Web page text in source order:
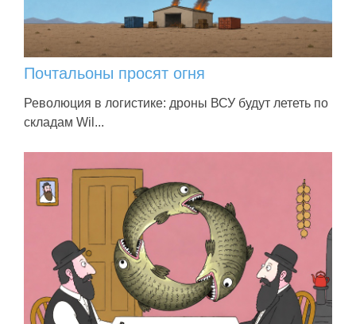
Почтальоны просят огня
Революция в логистике: дроны ВСУ будут лететь по
складам Wil...